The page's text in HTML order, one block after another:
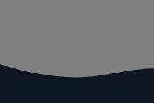
atendre cada alumne i
afavorint que cada nen